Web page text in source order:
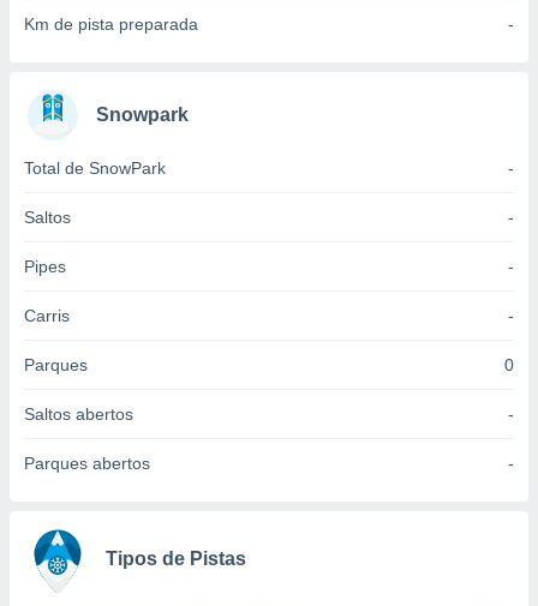
medir
medir o
de
fontes,
dados
através
Km de pista preparada -
Snowpark
Total de SnowPark -
Saltos -
Pipes -
Carris -
Parques 0
Saltos abertos -
Parques abertos -
Tipos de Pistas